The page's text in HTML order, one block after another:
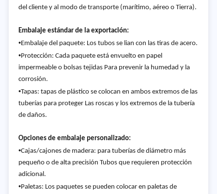
del cliente y al modo de transporte (marítimo, aéreo o Tierra).
Embalaje estándar de la exportación:
•Embalaje del paquete: Los tubos se lian con las tiras de acero.
•Protección: Cada paquete está envuelto en papel
impermeable o bolsas tejidas Para prevenir la humedad y la
corrosión.
•Tapas: tapas de plástico se colocan en ambos extremos de las
tuberías para proteger Las roscas y los extremos de la tubería
de daños.
Opciones de embalaje personalizado:
•Cajas/cajones de madera: para tuberías de diámetro más
pequeño o de alta precisión Tubos que requieren protección
adicional.
•Paletas: Los paquetes se pueden colocar en paletas de